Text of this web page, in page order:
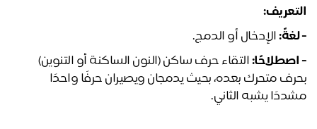
الإدخال أو الدمج.
التقاء حرف ساكن (النون الساكنة أو التنوين)
بحرف متحرك بعده، بحيث يدمجان ويصيران حرفًا واحدًا
يشبه الثاني.